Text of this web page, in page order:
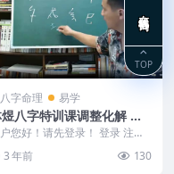
八字命理 易学
八字特训课调整化解 林
字特训课调整化解 33集
化解
您好！请先登录！ 登录 注册
(...
3 年前 130
TOP